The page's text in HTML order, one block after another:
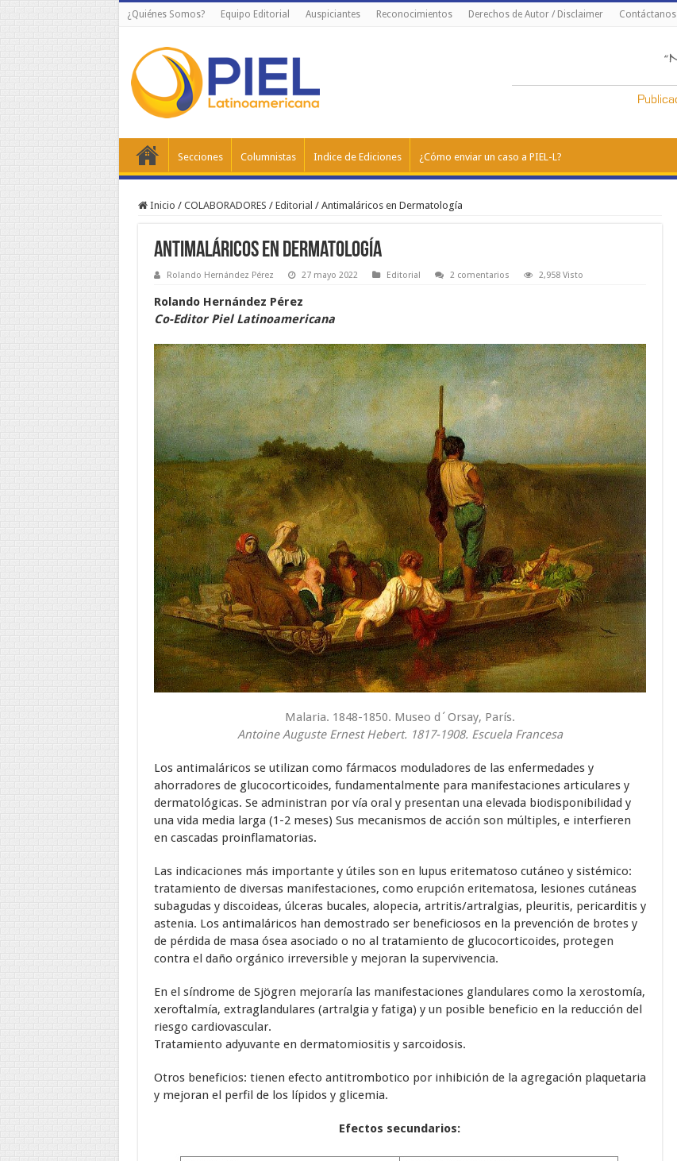
¿Quiénes Somos? Equipo Editorial Auspiciantes Reconocimientos Derechos de Autor / Disclaimer Contáctanos
Secciones Columnistas Indice de Ediciones ¿Cómo enviar un caso a PIEL-L?
Inicio / COLABORADORES / Editorial / Antimaláricos en Dermatología
Antimaláricos en Dermatología
Rolando Hernández Pérez 27 mayo 2022 Editorial 2 comentarios 2,958 Visto
Rolando Hernández Pérez
Co-Editor Piel Latinoamericana
Malaria. 1848-1850. Museo d´Orsay, París.
Antoine Auguste Ernest Hebert. 1817-1908. Escuela Francesa
Los antimaláricos se utilizan como fármacos moduladores de las enfermedades y
ahorradores de glucocorticoides, fundamentalmente para manifestaciones articulares y
dermatológicas. Se administran por vía oral y presentan una elevada biodisponibilidad y
una vida media larga (1-2 meses) Sus mecanismos de acción son múltiples, e interfieren
en cascadas proinflamatorias.
Las indicaciones más importante y útiles son en lupus eritematoso cutáneo y sistémico:
tratamiento de diversas manifestaciones, como erupción eritematosa, lesiones cutáneas
subagudas y discoideas, úlceras bucales, alopecia, artritis/artralgias, pleuritis, pericarditis y
astenia. Los antimaláricos han demostrado ser beneficiosos en la prevención de brotes y
de pérdida de masa ósea asociado o no al tratamiento de glucocorticoides, protegen
contra el daño orgánico irreversible y mejoran la supervivencia.
En el síndrome de Sjögren mejoraría las manifestaciones glandulares como la xerostomía,
xeroftalmía, extraglandulares (artralgia y fatiga) y un posible beneficio en la reducción del
riesgo cardiovascular.
Tratamiento adyuvante en dermatomiositis y sarcoidosis.
Otros beneficios: tienen efecto antitrombotico por inhibición de la agregación plaquetaria
y mejoran el perfil de los lípidos y glicemia.
Efectos secundarios: